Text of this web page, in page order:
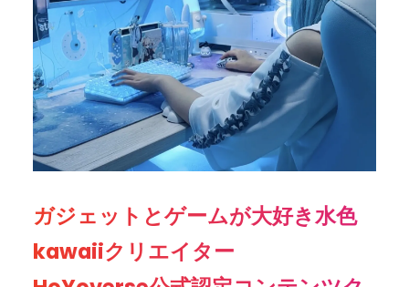
ガジェットとゲームが大好き水色
kawaiiクリエイター